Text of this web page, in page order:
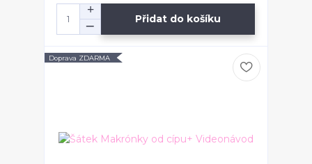
Přidat do košíku
Doprava ZDARMA